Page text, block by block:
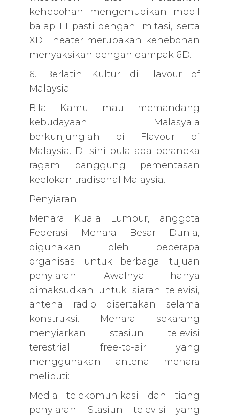
kehebohan mengemudikan mobil
balap F1 pasti dengan imitasi, serta
XD Theater merupakan kehebohan
menyaksikan dengan dampak 6D.
6. Berlatih Kultur di Flavour of
Malaysia
Bila Kamu mau memandang
kebudayaan Malasyaia
berkunjunglah di Flavour of
Malaysia. Di sini pula ada beraneka
ragam panggung pementasan
keelokan tradisonal Malaysia.
Penyiaran
Menara Kuala Lumpur, anggota
Federasi Menara Besar Dunia,
digunakan oleh beberapa
organisasi untuk berbagai tujuan
penyiaran. Awalnya hanya
dimaksudkan untuk siaran televisi,
antena radio disertakan selama
konstruksi. Menara sekarang
menyiarkan stasiun televisi
terestrial free-to-air yang
menggunakan antena menara
meliputi:
Media telekomunikasi dan tiang
penyiaran. Stasiun televisi yang